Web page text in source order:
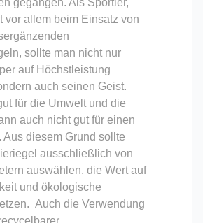
gegangen. Als Sportler,
vor allem beim Einsatz von
sollte man nicht nur
auf Höchstleistung
auch seinen Geist.
für die Umwelt und die
auch nicht gut für einen
Aus diesem Grund sollte
ausschließlich von
auswählen, die Wert auf
und ökologische
Auch die Verwendung